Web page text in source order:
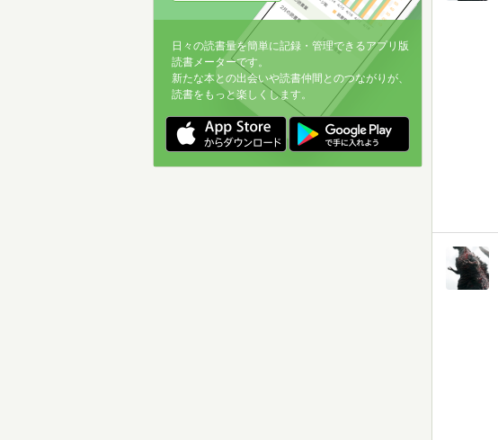
日々の読書量を簡単に記録・管理できるアプリ版
読書メーターです。
新たな本との出会いや読書仲間とのつながりが、
読書をもっと楽しくします。